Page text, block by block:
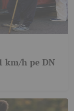
km/h pe DN